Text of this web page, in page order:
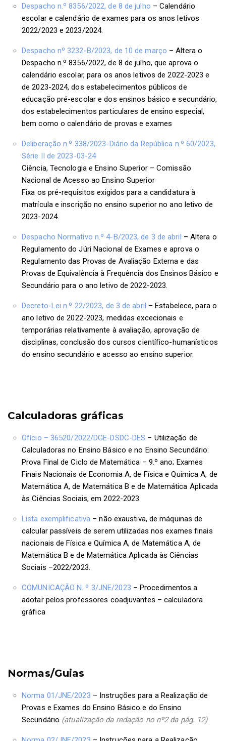
Despacho n.º 8356/2022, de 8 de julho – Calendário
escolar e calendário de exames para os anos letivos
2022/2023 e 2023/2024.
Despacho nº 3232-B/2023, de 10 de março – Altera o
Despacho n.º 8356/2022, de 8 de julho, que aprova o
calendário escolar, para os anos letivos de 2022-2023 e
de 2023-2024, dos estabelecimentos públicos de
educação pré-escolar e dos ensinos básico e secundário,
dos estabelecimentos particulares de ensino especial,
bem como o calendário de provas e exames
Deliberação n.º 338/2023-Diário da República n.º 60/2023,
Série II de 2023-03-24
Ciência, Tecnologia e Ensino Superior – Comissão
Nacional de Acesso ao Ensino Superior
Fixa os pré-requisitos exigidos para a candidatura à
matrícula e inscrição no ensino superior no ano letivo de
2023-2024.
Despacho Normativo n.º 4-B/2023, de 3 de abril – Altera o
Regulamento do Júri Nacional de Exames e aprova o
Regulamento das Provas de Avaliação Externa e das
Provas de Equivalência à Frequência dos Ensinos Básico e
Secundário para o ano letivo de 2022-2023.
Decreto-Lei n.º 22/2023, de 3 de abril – Estabelece, para o
ano letivo de 2022-2023, medidas excecionais e
temporárias relativamente à avaliação, aprovação de
disciplinas, conclusão dos cursos científico-humanísticos
do ensino secundário e acesso ao ensino superior.
Calculadoras gráficas
Ofício – 36520/2022/DGE-DSDC-DES – Utilização de
Calculadoras no Ensino Básico e no Ensino Secundário:
Prova Final de Ciclo de Matemática – 9.º ano; Exames
Finais Nacionais de Economia A, de Física e Química A, de
Matemática A, de Matemática B e de Matemática Aplicada
às Ciências Sociais, em 2022-2023.
Lista exemplificativa – não exaustiva, de máquinas de
calcular passíveis de serem utilizadas nos exames finais
nacionais de Física e Química A, de Matemática A, de
Matemática B e de Matemática Aplicada às Ciências
Sociais –2022/2023.
COMUNICAÇÃO N. º 3/JNE/2023 – Procedimentos a
adotar pelos professores coadjuvantes – calculadora
gráfica
Normas/Guias
Norma 01/JNE/2023 – Instruções para a Realização de
Provas e Exames do Ensino Básico e do Ensino
Secundário (atualização da redação no nº2 da pág. 12)